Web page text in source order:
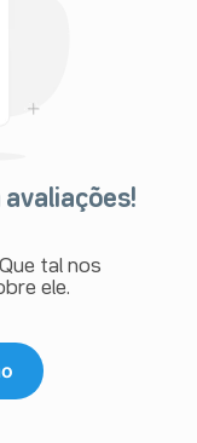
avaliações!
tal nos
ele.